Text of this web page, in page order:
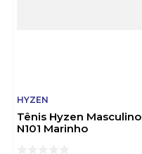
HYZEN
Tênis Hyzen Masculino
N101 Marinho